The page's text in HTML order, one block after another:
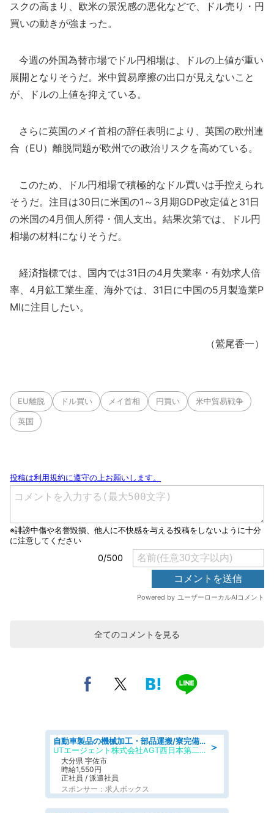
スクの高まり、欧米の景況感の悪化などで、ドル売り・円
買いの動きが強まった。
今週の外国為替市場でドル円相場は、ドルの上値が重い
展開となりそうだ。米中貿易摩擦の出口が見えないこと
が、ドルの上値を抑えている。
さらに英国のメイ首相の辞任表明により、英国の欧州連
合（EU）離脱問題が欧州での政治リスクを高めている。
このため、ドル円相場で積極的なドル買いは手控えられ
そうだ。注目は30日に米国の1～3月期GDP改定値と31日
の米国の4月個人所得・個人支出。結果次第では、ドル円
相場の材料になりそうだ。
経済指標では、国内では31日の4月失業率・有効求人倍
率、4月鉱工業生産、海外では、31日に中国の5月製造業P
MIに注目したい。
（鷲尾香一）
EU離脱 ドル買い メイ首相 円買い 米中貿易戦争
英国
全てのコメントを見る
＞
自動車製品の機械加工・部品運搬/寮完備/日払い/工場・製造
UTエージェント株式会社AGT西日本第二CU
大分県 宇佐市
時給1,550円
正社員 / 派遣社員
スポンサー：求人ボックス